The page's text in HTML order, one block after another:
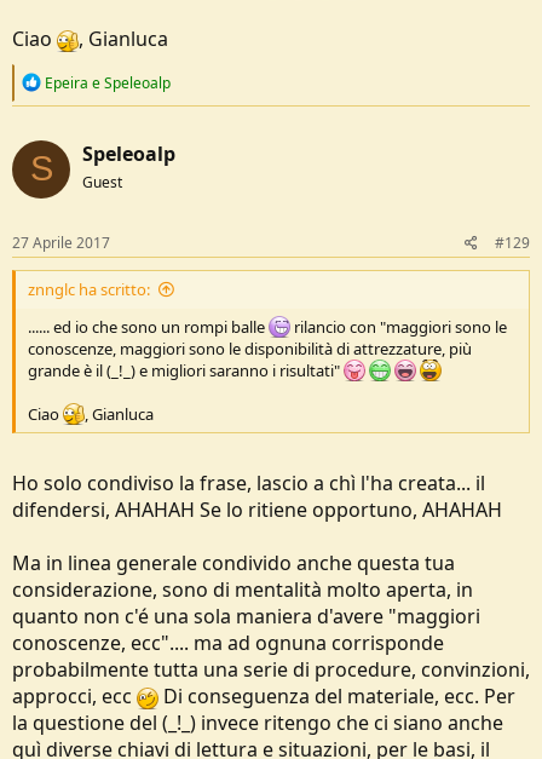
Ciao
, Gianluca
R
c
t
i
o
s
:
Epeira eSpeleoalp
S Speleoalp
Guest
27 Aprile 2017 #129
znnglc ha scritto:
...... ed io che sono un rompi balle
rilancio con "maggiori sono le
conoscenze, maggiori sono le disponibilità di attrezzature, più
grande è il (_!_) e migliori saranno i risultati"
Ciao
, Gianluca
Ho solo condiviso la frase, lascio a chì l'ha creata... il
difendersi, AHAHAH Se lo ritiene opportuno, AHAHAH
Ma in linea generale condivido anche questa tua
considerazione, sono di mentalità molto aperta, in
quanto non c'é una sola maniera d'avere "maggiori
conoscenze, ecc".... ma ad ognuna corrisponde
probabilmente tutta una serie di procedure, convinzioni,
approcci, ecc
Di conseguenza del materiale, ecc. Per
la questione del (_!_) invece ritengo che ci siano anche
quì diverse chiavi di lettura e situazioni, per le basi, il